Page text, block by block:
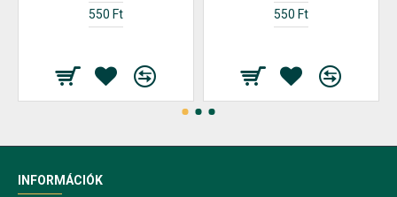
550 Ft 550 Ft
INFORMÁCIÓK